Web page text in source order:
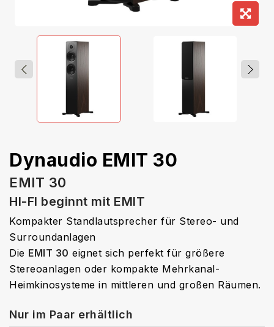
Dynaudio EMIT 30
EMIT 30
HI-FI beginnt mit EMIT
Kompakter Standlautsprecher für Stereo- und
Surroundanlagen
Die EMIT 30 eignet sich perfekt für größere
Stereoanlagen oder kompakte Mehrkanal-
Heimkinosysteme in mittleren und großen Räumen.
Nur im Paar erhältlich